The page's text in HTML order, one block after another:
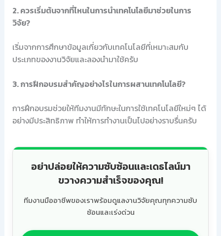
2. ควรเริ่มต้นจากที่ไหนในการนำเทคโนโลยีมาช่วยในการ
วิจัย?
เริ่มจากการศึกษาข้อมูลเกี่ยวกับเทคโนโลยีที่เหมาะสมกับ
ประเภทของงานวิจัยและลองนำมาใช้ครับ
3. การฝึกอบรมสำคัญอย่างไรในการผสานเทคโนโลยี?
การฝึกอบรมช่วยให้ทีมงานมีทักษะในการใช้เทคโนโลยีใหม่ๆ ได้
อย่างมีประสิทธิภาพ ทำให้การทำงานเป็นไปอย่างราบรื่นครับ
อย่าปล่อยให้ความซับซ้อนและเดธไลน์มา
ขวางความสำเร็จของคุณ!
ทีมงานมืออาชีพของเราพร้อมดูแลงานวิจัยคุณทุกความซับ
ซ้อนและเร่งด่วน